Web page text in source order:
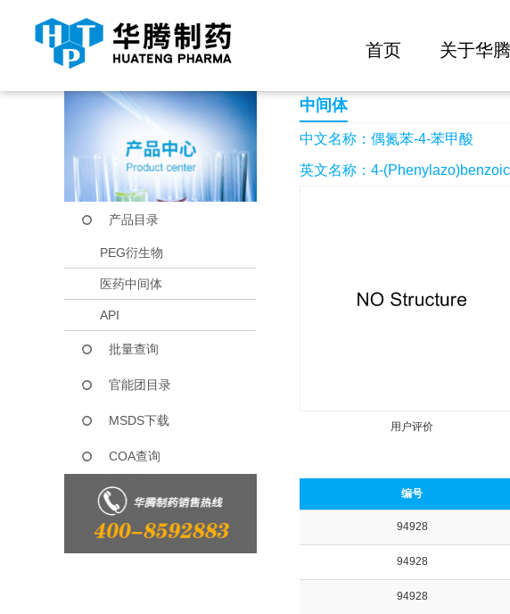
首页 关于华腾
当前位置： 首页 产品中心 偶氮苯-4-苯甲酸
产品目录
PEG衍生物
医药中间体
API
批量查询
官能团目录
MSDS下载
COA查询
中间体
中文名称：偶氮苯-4-苯甲酸
英文名称：4-
用户评价
收藏产品
编号
94928
94928
94928